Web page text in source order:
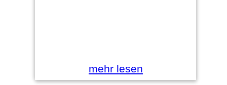
mehr lesen